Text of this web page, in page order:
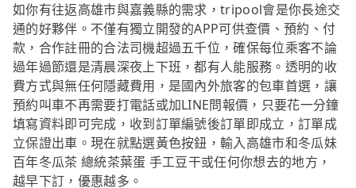
如你有往返高雄市與嘉義縣的需求，tripool會是你長途交
通的好夥伴。不僅有獨立開發的APP可供查價、預約、付
款，合作註冊的合法司機超過五千位，確保每位乘客不論
過年過節還是清晨深夜上下班，都有人能服務。透明的收
費方式與無任何隱藏費用，是國內外旅客的包車首選，讓
預約叫車不再需要打電話或加LINE問報價，只要花一分鐘
填寫資料即可完成，收到訂單編號後訂單即成立，訂單成
立保證出車。現在就點選黃色按鈕，輸入高雄市和冬瓜妹
百年冬瓜茶 總統茶葉蛋 手工豆干或任何你想去的地方，
越早下訂，優惠越多。